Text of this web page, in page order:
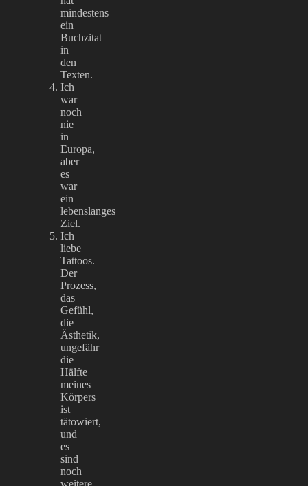
mindestens
ein
Buchzitat
in
den
Texten.
Ich
war
noch
nie
in
Europa,
aber
es
war
ein
lebenslanges
Ziel.
Ich
liebe
Tattoos.
Der
Prozess,
das
Gefühl,
die
Ästhetik,
ungefähr
die
Hälfte
meines
Körpers
ist
tätowiert,
und
es
sind
noch
weitere